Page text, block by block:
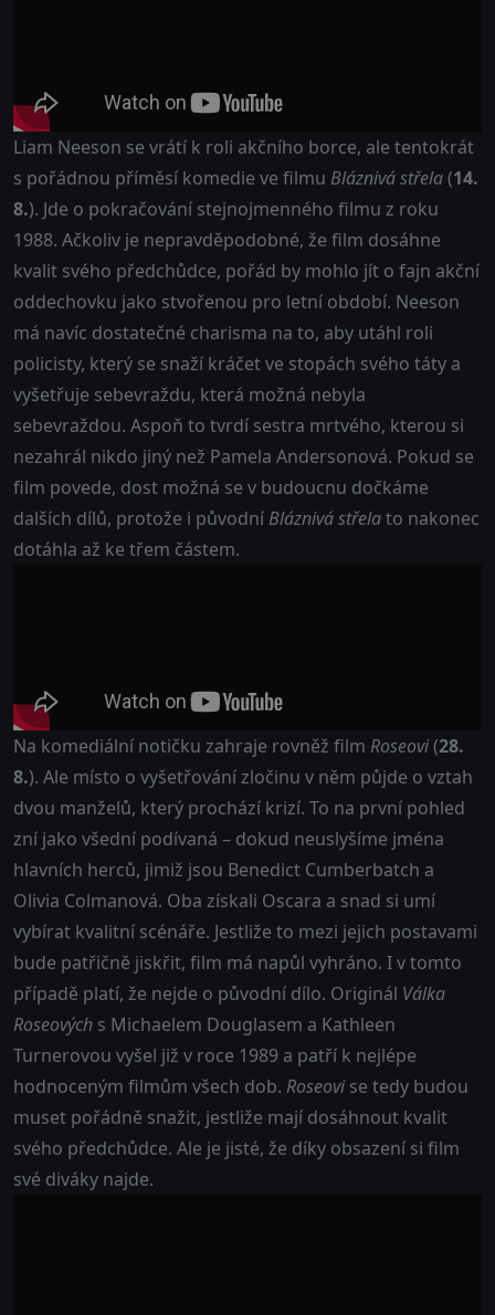
Liam Neeson se vrátí k roli akčního borce, ale tentokrát
s pořádnou příměsí komedie ve filmu Bláznivá střela(14.
8.). Jde o pokračování stejnojmenného filmu z roku
1988. Ačkoliv je nepravděpodobné, že film dosáhne
kvalit svého předchůdce, pořád by mohlo jít o fajn akční
oddechovku jako stvořenou pro letní období. Neeson
má navíc dostatečné charisma na to, aby utáhl roli
policisty, který se snaží kráčet ve stopách svého táty a
vyšetřuje sebevraždu, která možná nebyla
sebevraždou. Aspoň to tvrdí sestra mrtvého, kterou si
nezahrál nikdo jiný než Pamela Andersonová. Pokud se
film povede, dost možná se v budoucnu dočkáme
dalších dílů, protože i původní Bláznivá střelato nakonec
dotáhla až ke třem částem.
Na komediální notičku zahraje rovněž film Roseovi(28.
8.). Ale místo o vyšetřování zločinu v něm půjde o vztah
dvou manželů, který prochází krizí. To na první pohled
zní jako všední podívaná – dokud neuslyšíme jména
hlavních herců, jimiž jsou Benedict Cumberbatch a
Olivia Colmanová. Oba získali Oscara a snad si umí
vybírat kvalitní scénáře. Jestliže to mezi jejich postavami
bude patřičně jiskřit, film má napůl vyhráno. I v tomto
případě platí, že nejde o původní dílo. Originál Válka
Roseových s Michaelem Douglasem a Kathleen
Turnerovou vyšel již v roce 1989 a patří k nejlépe
hodnoceným filmům všech dob. Roseovi se tedy budou
muset pořádně snažit, jestliže mají dosáhnout kvalit
svého předchůdce. Ale je jisté, že díky obsazení si film
své diváky najde.